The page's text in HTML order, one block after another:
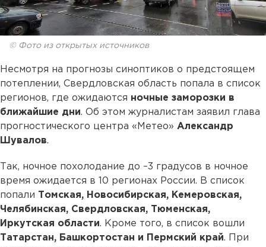
© Фото из открытых источников
Несмотря на прогнозы синоптиков о предстоящем
потеплении, Свердловская область попала в список
регионов, где ожидаются ночные заморозки в
ближайшие дни. Об этом журналистам заявил глава
прогностического центра «Метео» Александр
Шувалов.
Так, ночное похолодание до –3 градусов в ночное
время ожидается в 10 регионах России. В список
попали Томская, Новосибирская, Кемеровская,
Челябинская, Свердловская, Тюменская,
Иркутская области. Кроме того, в список вошли
Татарстан, Башкортостан и Пермский край. При